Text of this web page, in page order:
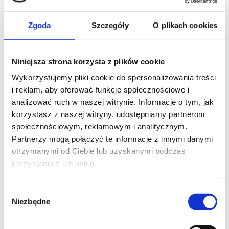
Zgoda Szczegóły O plikach cookies
Niniejsza strona korzysta z plików cookie
Wykorzystujemy pliki cookie do spersonalizowania treści
i reklam, aby oferować funkcje społecznościowe i
analizować ruch w naszej witrynie. Informacje o tym, jak
korzystasz z naszej witryny, udostępniamy partnerom
społecznościowym, reklamowym i analitycznym.
Partnerzy mogą połączyć te informacje z innymi danymi
otrzymanymi od Ciebie lub uzyskanymi podczas
korzystania z ich usług.
zgody
Niezbędne
rozwiązań przy prowadzeniu biura
rachunkowego i zastąpiliśmy je
przede wszystkim szybszymi
metodami. Jedną ze zmian
jestksięgowość dla jdgonline. Co
to oznacza? Możesz podróżować
po całym świecie (lub mieszkać po
prostu wGrodzisku
Wielkopolskim), a my zajmiemy się
sprawami księgowymi, kadrami i
płacami za Ciebie!
to
rozwiązanie, które pozwala Ci na